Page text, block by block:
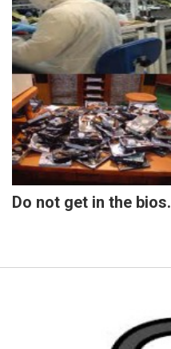
Do not get in the bios.